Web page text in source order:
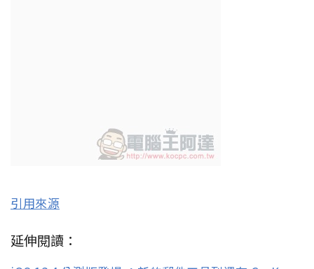
引用來源
延伸閱讀：